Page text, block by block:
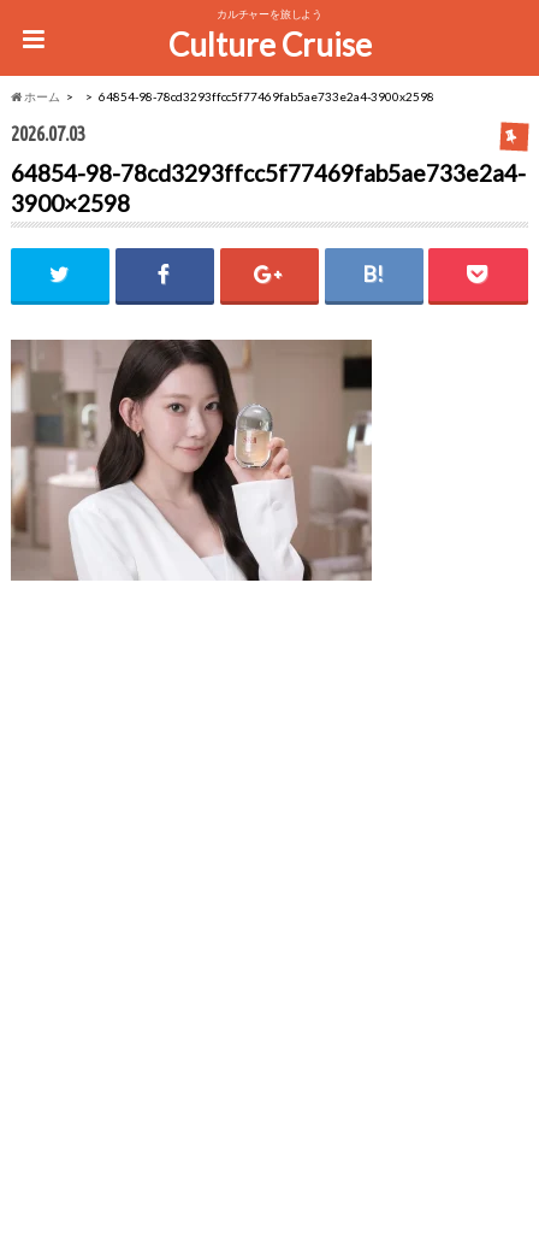
カルチャーを旅しよう
Culture Cruise
ホーム 64854-98-78cd3293ffcc5f77469fab5ae733e2a4-3900x2598
2026.07.03
64854-98-78cd3293ffcc5f77469fab5ae733e2a4-
3900×2598